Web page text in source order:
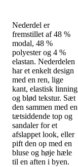
Nederdel er
fremstillet af 48 %
modal, 48 %
polyester og 4 %
elastan. Nederdelen
har et enkelt design
med en ren, lige
kant, elastisk linning
og blød tekstur. Sæt
den sammen med en
tætsiddende top og
sandaler for et
afslappet look, eller
pift den op med en
bluse og høje hæle
til en aften i byen.